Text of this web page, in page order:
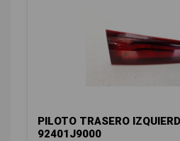
PILOTO TRASERO
92401J9000